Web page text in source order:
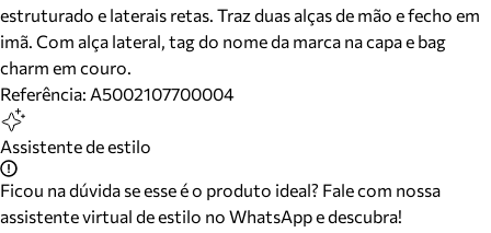
estruturado e laterais retas. Traz duas alças de mão e fecho em
imã. Com alça lateral, tag do nome da marca na capa e bag
charm em couro.
Referência: A5002107700004
Assistente de estilo
Ficou na dúvida se esse é o produto ideal? Fale com nossa
assistente virtual de estilo no WhatsApp e descubra!